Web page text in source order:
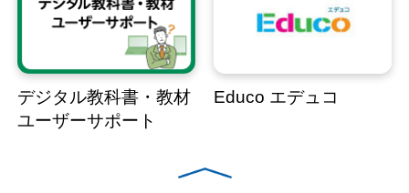
デジタル教科書・教材
ユーザーサポート
Educo エデュコ